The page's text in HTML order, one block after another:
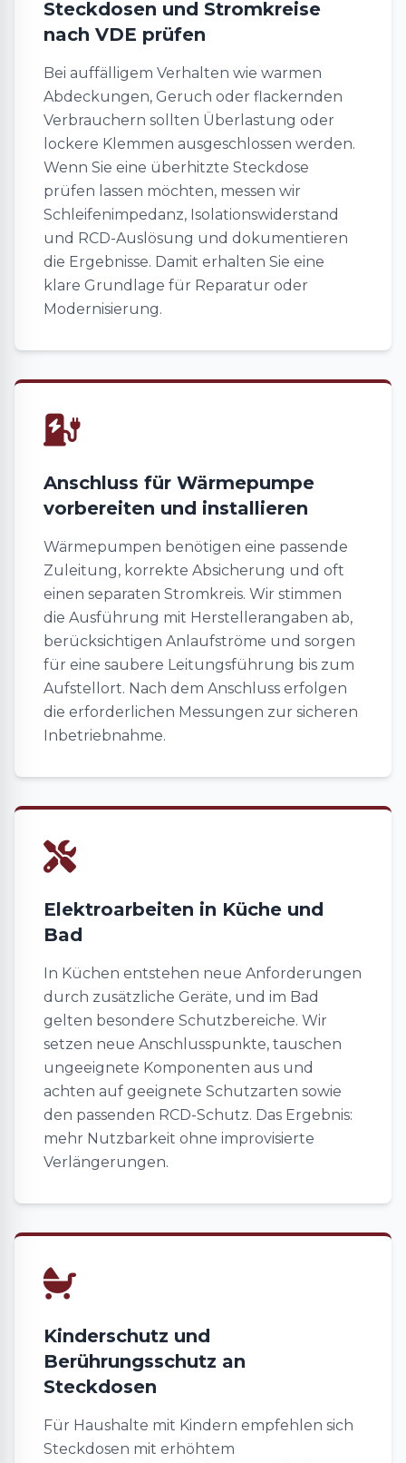
Steckdosen und Stromkreise
nach VDE prüfen
Bei auffälligem Verhalten wie warmen
Abdeckungen, Geruch oder flackernden
Verbrauchern sollten Überlastung oder
lockere Klemmen ausgeschlossen werden.
Wenn Sie eine überhitzte Steckdose
prüfen lassen möchten, messen wir
Schleifenimpedanz, Isolationswiderstand
und RCD-Auslösung und dokumentieren
die Ergebnisse. Damit erhalten Sie eine
klare Grundlage für Reparatur oder
Modernisierung.
Anschluss für Wärmepumpe
vorbereiten und installieren
Wärmepumpen benötigen eine passende
Zuleitung, korrekte Absicherung und oft
einen separaten Stromkreis. Wir stimmen
die Ausführung mit Herstellerangaben ab,
berücksichtigen Anlaufströme und sorgen
für eine saubere Leitungsführung bis zum
Aufstellort. Nach dem Anschluss erfolgen
die erforderlichen Messungen zur sicheren
Inbetriebnahme.
Elektroarbeiten in Küche und
Bad
In Küchen entstehen neue Anforderungen
durch zusätzliche Geräte, und im Bad
gelten besondere Schutzbereiche. Wir
setzen neue Anschlusspunkte, tauschen
ungeeignete Komponenten aus und
achten auf geeignete Schutzarten sowie
den passenden RCD-Schutz. Das Ergebnis:
mehr Nutzbarkeit ohne improvisierte
Verlängerungen.
Kinderschutz und
Berührungsschutz an
Steckdosen
Für Haushalte mit Kindern empfehlen sich
Steckdosen mit erhöhtem